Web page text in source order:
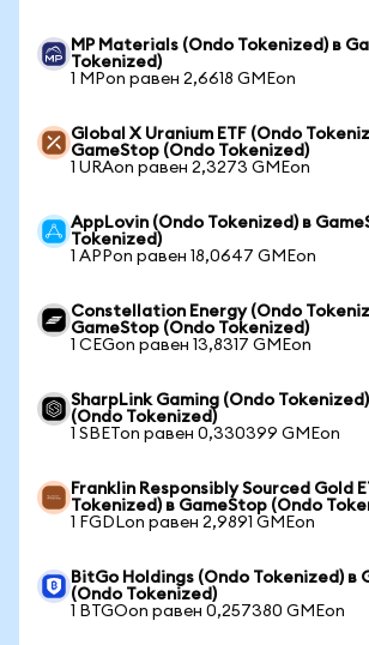
MP Materials (Ondo Tokenized) в
Tokenized)
1 MPon равен 2,6618 GMEon
Global X Uranium ETF (Ondo
GameStop (Ondo Tokenized)
1 URAon равен 2,3273 GMEon
AppLovin (Ondo Tokenized) в
Tokenized)
1 APPon равен 18,0647 GMEon
Constellation Energy (Ondo
GameStop (Ondo Tokenized)
1 CEGon равен 13,8317 GMEon
SharpLink Gaming (Ondo
(Ondo Tokenized)
1 SBETon равен 0,330399 GMEon
Franklin Responsibly Sourced Gold
Tokenized) в GameStop (Ondo
1 FGDLon равен 2,9891 GMEon
BitGo Holdings (Ondo Tokenized) в
(Ondo Tokenized)
1 BTGOon равен 0,257380 GMEon